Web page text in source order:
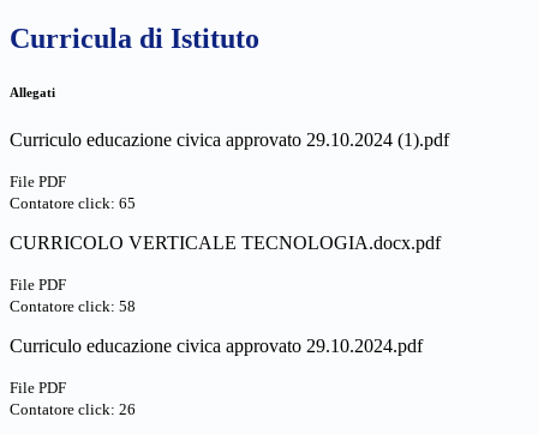
Curricula di Istituto
Allegati
Curriculo educazione civica approvato 29.10.2024 (1).pdf
File PDF
Contatore click: 65
CURRICOLO VERTICALE TECNOLOGIA.docx.pdf
File PDF
Contatore click: 58
Curriculo educazione civica approvato 29.10.2024.pdf
File PDF
Contatore click: 26